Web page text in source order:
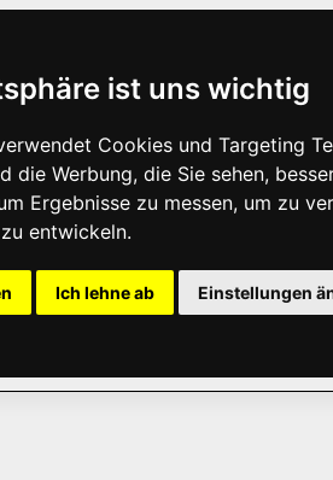
ist uns wichtig
Cookies und Targeting
die Werbung, die Sie sehen,
Ergebnisse zu messen, um zu
entwickeln.
Ich lehne ab Einstellungen